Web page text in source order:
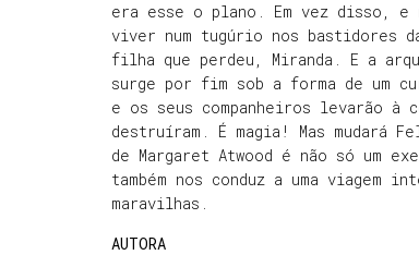
era esse o plano. Em vez disso,
viver num tugúrio nos bastidores
filha que perdeu, Miranda. E a
surge por fim sob a forma de um
e os seus companheiros levarão à
destruíram. É magia! Mas mudará
de Margaret Atwood é não só um
também nos conduz a uma viagem
maravilhas.
AUTORA